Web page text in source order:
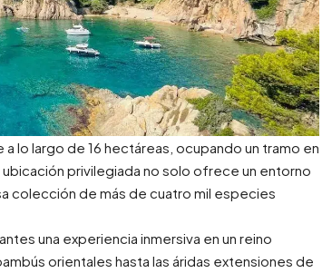
lo largo de 16 hectáreas, ocupando un tramo en
privilegiada no solo ofrece un entorno
colección de más de cuatro mil especies
una experiencia inmersiva en un reino
orientales hasta las áridas extensiones de